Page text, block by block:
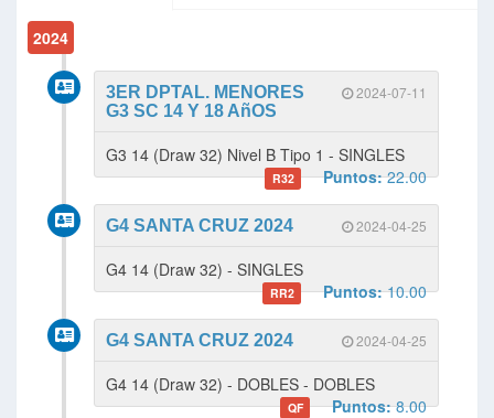
2024
2024-07-11
3ER DPTAL. MENORES
G3 SC 14 Y 18 AñOS
G3 14 (Draw 32) Nivel B Tipo 1 - SINGLES
R32 Puntos:22.00
2024-04-25
G4 SANTA CRUZ 2024
G4 14 (Draw 32) - SINGLES
RR2 Puntos:10.00
2024-04-25
G4 SANTA CRUZ 2024
G4 14 (Draw 32) - DOBLES - DOBLES
QF Puntos:8.00